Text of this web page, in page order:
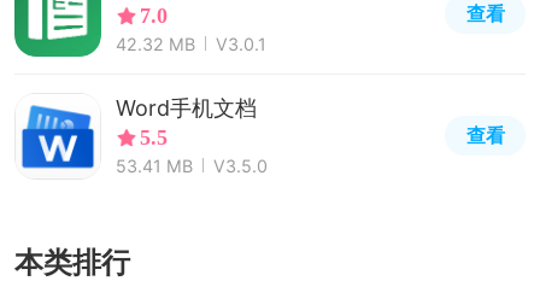
7.0
42.32 MB V3.0.1
查看
Word手机文档
5.5
53.41 MB V3.5.0
查看
本类排行